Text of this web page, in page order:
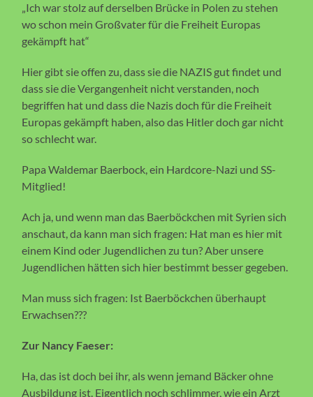
„Ich war stolz auf derselben Brücke in Polen zu stehen
wo schon mein Großvater für die Freiheit Europas
gekämpft hat“
Hier gibt sie offen zu, dass sie die NAZIS gut findet und
dass sie die Vergangenheit nicht verstanden, noch
begriffen hat und dass die Nazis doch für die Freiheit
Europas gekämpft haben, also das Hitler doch gar nicht
so schlecht war.
Papa Waldemar Baerbock, ein Hardcore-Nazi und SS-
Mitglied!
Ach ja, und wenn man das Baerböckchen mit Syrien sich
anschaut, da kann man sich fragen: Hat man es hier mit
einem Kind oder Jugendlichen zu tun? Aber unsere
Jugendlichen hätten sich hier bestimmt besser gegeben.
Man muss sich fragen: Ist Baerböckchen überhaupt
Erwachsen???
Zur Nancy Faeser:
Ha, das ist doch bei ihr, als wenn jemand Bäcker ohne
Ausbildung ist. Eigentlich noch schlimmer, wie ein Arzt